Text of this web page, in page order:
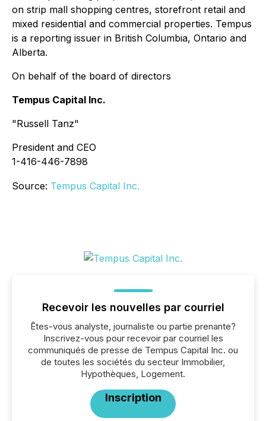
on strip mall shopping centres, storefront retail and
mixed residential and commercial properties. Tempus
is a reporting issuer in British Columbia, Ontario and
Alberta.
On behalf of the board of directors
Tempus Capital Inc.
"Russell Tanz"
President and CEO
1-416-446-7898
Source: Tempus Capital Inc.
Recevoir les nouvelles par courriel
Êtes-vous analyste, journaliste ou partie prenante?
Inscrivez-vous pour recevoir par courriel les
communiqués de presse de Tempus Capital Inc. ou
de toutes les sociétés du secteur Immobilier,
Hypothèques, Logement.
Inscription